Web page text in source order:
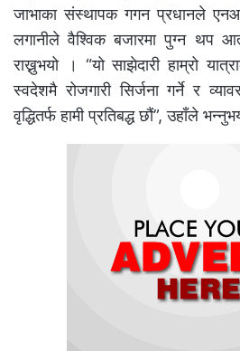
जाभाका संस्थापक गगन प्रधानले
लगानीले वैश्विक बजारमा पुग्न थप
राख्नुभयो । “यो साझेदारी हाम्रो
स्वदेशमै रोजगारी सिर्जना गर्ने र
वृद्धितर्फ हामी प्रतिबद्ध छौं”, उहाँले